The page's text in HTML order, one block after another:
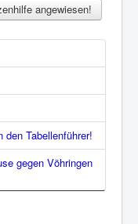
angewiesen!
Tabellenführer!
gegen Vöhringen